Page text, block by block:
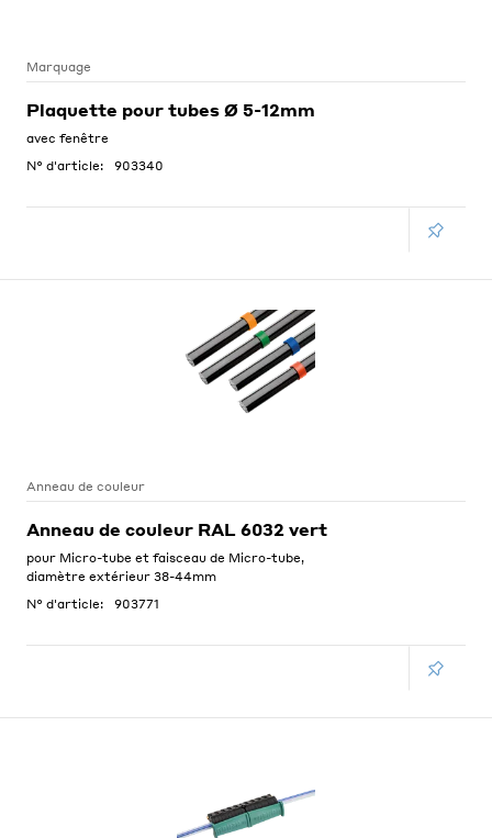
Marquage
Plaquette pour tubes Ø 5-12mm
avec fenêtre
N° d'article:
903340
Anneau de couleur
Anneau de couleur RAL 6032 vert
pour Micro-tube et faisceau de Micro-tube,
diamètre extérieur 38-44mm
N° d'article:
903771